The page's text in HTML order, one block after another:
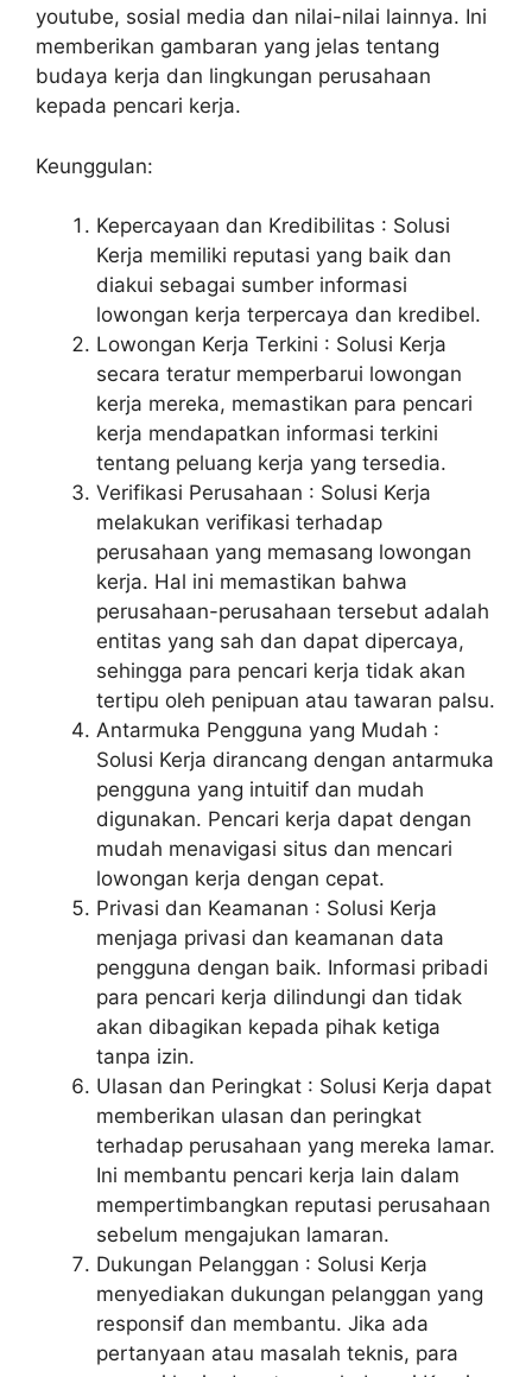
youtube, sosial media dan nilai-nilai lainnya. Ini
memberikan gambaran yang jelas tentang
budaya kerja dan lingkungan perusahaan
kepada pencari kerja.
Keunggulan:
Kepercayaan dan Kredibilitas : Solusi
Kerja memiliki reputasi yang baik dan
diakui sebagai sumber informasi
lowongan kerja terpercaya dan kredibel.
Lowongan Kerja Terkini : Solusi Kerja
secara teratur memperbarui lowongan
kerja mereka, memastikan para pencari
kerja mendapatkan informasi terkini
tentang peluang kerja yang tersedia.
Verifikasi Perusahaan : Solusi Kerja
melakukan verifikasi terhadap
perusahaan yang memasang lowongan
kerja. Hal ini memastikan bahwa
perusahaan-perusahaan tersebut adalah
entitas yang sah dan dapat dipercaya,
sehingga para pencari kerja tidak akan
tertipu oleh penipuan atau tawaran palsu.
Antarmuka Pengguna yang Mudah :
Solusi Kerja dirancang dengan antarmuka
pengguna yang intuitif dan mudah
digunakan. Pencari kerja dapat dengan
mudah menavigasi situs dan mencari
lowongan kerja dengan cepat.
Privasi dan Keamanan : Solusi Kerja
menjaga privasi dan keamanan data
pengguna dengan baik. Informasi pribadi
para pencari kerja dilindungi dan tidak
akan dibagikan kepada pihak ketiga
tanpa izin.
Ulasan dan Peringkat : Solusi Kerja dapat
memberikan ulasan dan peringkat
terhadap perusahaan yang mereka lamar.
Ini membantu pencari kerja lain dalam
mempertimbangkan reputasi perusahaan
sebelum mengajukan lamaran.
Dukungan Pelanggan : Solusi Kerja
menyediakan dukungan pelanggan yang
responsif dan membantu. Jika ada
pertanyaan atau masalah teknis, para